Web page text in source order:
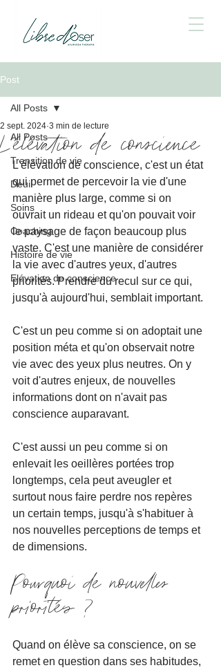
Post
All Posts
Transition de vie
Deuil
Soins
Coaching
Histoire de vie
Elévation de conscience
All Posts
L'élévation de conscience
2 sept. 2024 3 min de lecture
L'élévation de conscience, c'est un état
qui permet de percevoir la vie d'une
manière plus large, comme si on
ouvrait un rideau et qu'on pouvait voir
le paysage de façon beaucoup plus
vaste. C'est une manière de considérer
la vie avec d'autres yeux, d'autres
priorités. Prendre du recul sur ce qui,
jusqu'à aujourd'hui, semblait important.
C'est un peu comme si on adoptait une
position méta et qu'on observait notre
vie avec des yeux plus neutres. On y
voit d'autres enjeux, de nouvelles
informations dont on n'avait pas
conscience auparavant.
C'est aussi un peu comme si on
enlevait les oeillères portées trop
longtemps, cela peut aveugler et
surtout nous faire perdre nos repères
un certain temps, jusqu'à s'habituer à
nos nouvelles perceptions de temps et
de dimensions.
Pourquoi de nouvelles
priorités ?
Quand on élève sa conscience, on se
remet en question dans ses habitudes,